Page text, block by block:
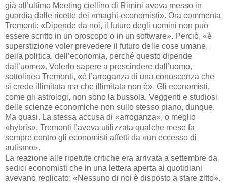
già all’ultimo Meeting ciellino di Rimini aveva messo in
guardia dalle ricette dei «maghi-economisti». Ora commenta
Tremonti: «Dipende da noi, il futuro degli uomini non può
essere scritto in un oroscopo o in un software». Perciò, «è
superstizione voler prevedere il futuro delle cose umane,
della politica, dell’economia, perché questo dipende
dall’uomo». Volerlo sapere a prescindere dall’uomo,
sottolinea Tremonti, «è l’arroganza di una conoscenza che
si crede illimitata ma che illimitata non è». Gli economisti,
come gli astrologi, non sono la bussola. Veggenti e studiosi
delle scienze economiche non sullo stesso piano, dunque.
Ma quasi. La stessa accusa di «arroganza», o meglio
«hybris», Tremonti l’aveva utilizzata qualche mese fa
sempre contro gli economisti affetti da «un eccesso di
autismo».
La reazione alle ripetute critiche era arrivata a settembre da
sedici economisti che in una lettera aperta ai quotidiani
avevano replicato: «Nessuno di noi è disposto a stare zitto».